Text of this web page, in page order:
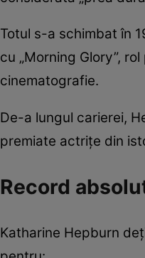
Totul s-a schimbat în
cu „Morning Glory”,
cinematografie.
De-a lungul carierei,
premiate actrițe din
Record
Katharine Hepburn